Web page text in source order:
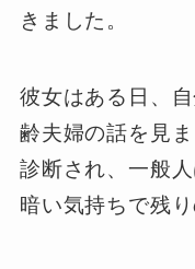
きました。
彼女はある日、
齢夫婦の話を見
診断され、一般
暗い気持ちで残